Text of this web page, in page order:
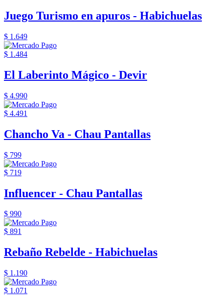
Juego Turismo en apuros - Habichuelas
$ 1.649
$ 1.484
El Laberinto Mágico - Devir
$ 4.990
$ 4.491
Chancho Va - Chau Pantallas
$ 799
$ 719
Influencer - Chau Pantallas
$ 990
$ 891
Rebaño Rebelde - Habichuelas
$ 1.190
$ 1.071